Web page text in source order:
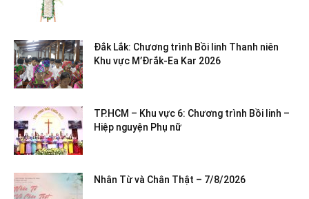
Đắk Lắk: Chương trình Bồi linh Thanh niên
Khu vực M’Đrắk-Ea Kar 2026
TP.HCM – Khu vực 6: Chương trình Bồi linh –
Hiệp nguyện Phụ nữ
Nhân Từ và Chân Thật – 7/8/2026